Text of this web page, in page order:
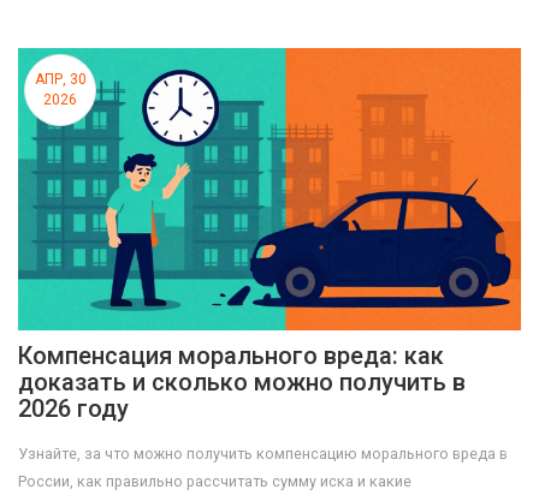
АПР, 30
2026
Компенсация морального вреда: как
доказать и сколько можно получить в
2026 году
Узнайте, за что можно получить компенсацию морального вреда в
России, как правильно рассчитать сумму иска и какие